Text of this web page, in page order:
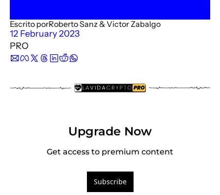
Podimo
Escrito porRoberto Sanz & Victor Zabalgo
12 February 2023
PRO
Upgrade Now
Get access to premium content
Subscribe